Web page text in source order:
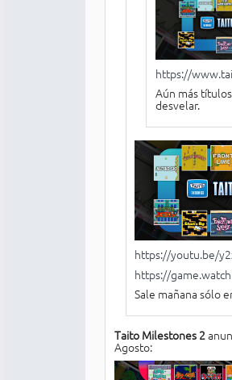
https://
Aún más
desvelar.
https://youtu.be/
https://
Sale mañana sólo
Taito Milestones 2
Agosto: